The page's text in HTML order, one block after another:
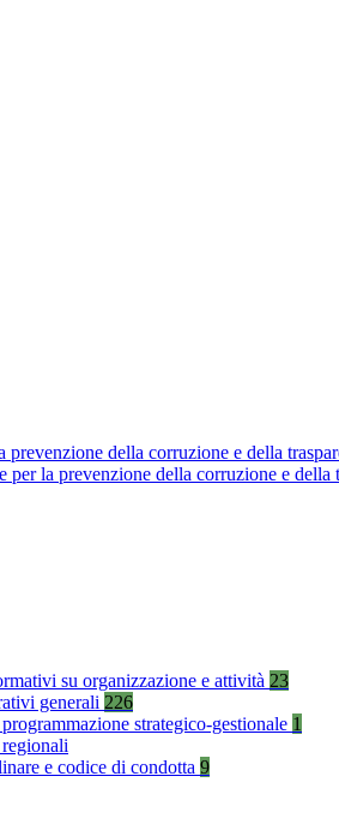
prevenzione della corruzione e della
per la prevenzione della corruzione e della
su organizzazione e attività 23
generali 226
strategico-gestionale 1
e codice di condotta 9